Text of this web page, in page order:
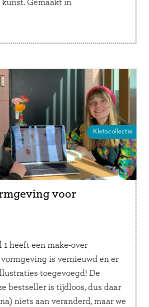
Gemaakt in
Stedelijk …
Kletscollectie
voor
1 heeft een make-over
vormgeving is vernieuwd en er
toegevoegd! De
bestseller is tijdloos, dus daar
niets aan veranderd, maar we